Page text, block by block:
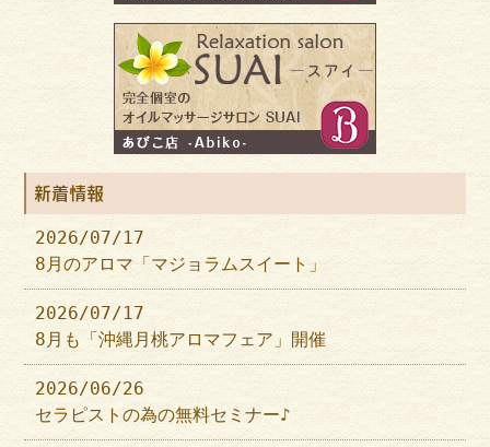
新着情報
2026/07/17
8月のアロマ「マジョラムスイート」
2026/07/17
8月も「沖縄月桃アロマフェア」開催
2026/06/26
セラピストの為の無料セミナー♪